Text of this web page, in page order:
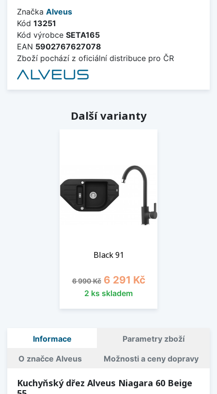
Značka Alveus
Kód 13251
Kód výrobce SETA165
EAN 5902767627078
Zboží pochází z oficiální distribuce pro ČR
Další varianty
Black 91
Běžná cena
6 990 Kč Cena
6 291 Kč
2 ks skladem
Informace Parametry zboží
O značce Alveus Možnosti a ceny dopravy
Kuchyňský dřez Alveus Niagara 60 Beige